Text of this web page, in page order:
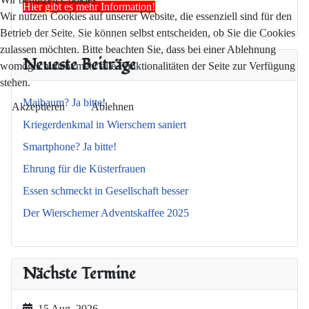
Hier gibt es mehr Information!
Neueste Beiträge
Maibaum? Ja bitte!
Kriegerdenkmal in Wierschem saniert
Smartphone? Ja bitte!
Ehrung für die Küsterfrauen
Essen schmeckt in Gesellschaft besser
Der Wierschemer Adventskaffee 2025
Nächste Termine
Wir nutzen Cookies auf unserer Website, die essenziell sind für den
Betrieb der Seite. Sie können selbst entscheiden, ob Sie die Cookies
zulassen möchten. Bitte beachten Sie, dass bei einer Ablehnung
womöglich nicht mehr alle Funktionalitäten der Seite zur Verfügung
stehen.
Akzeptieren Ablehnen